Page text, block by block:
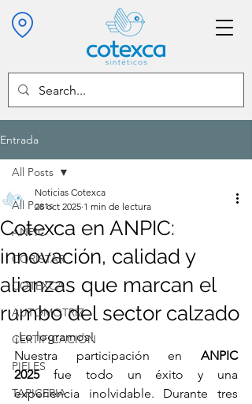
Entrada
All Posts
ANPIC
CORISTAR
COTEXCA
AUTOMOTRIZ
CERTIFICACIÓN
PIELES
TAPICERIA
All Posts
Cotexca en ANPIC:
innovación, calidad y
alianzas que marcan el
rumbo del sector calzado
Noticias Cotexca
28 oct 2025 1 min de lectura
¡Lo logramos!
Nuestra participación en ANPIC
2025 fue todo un éxito y una
experiencia inolvidable. Durante tres